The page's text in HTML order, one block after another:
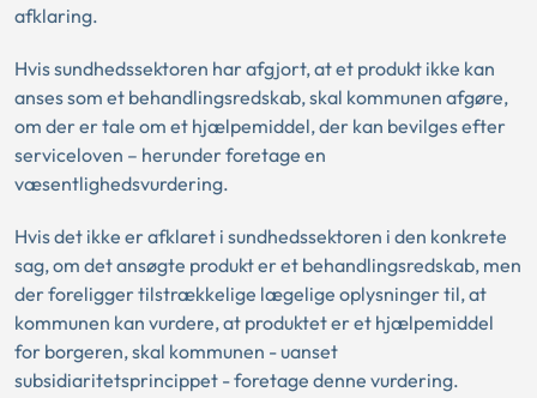
afklaring.
Hvis sundhedssektoren har afgjort, at et produkt ikke kan
anses som et behandlingsredskab, skal kommunen afgøre,
om der er tale om et hjælpemiddel, der kan bevilges efter
serviceloven – herunder foretage en
væsentlighedsvurdering.
Hvis det ikke er afklaret i sundhedssektoren i den konkrete
sag, om det ansøgte produkt er et behandlingsredskab, men
der foreligger tilstrækkelige lægelige oplysninger til, at
kommunen kan vurdere, at produktet er et hjælpemiddel
for borgeren, skal kommunen - uanset
subsidiaritetsprincippet - foretage denne vurdering.